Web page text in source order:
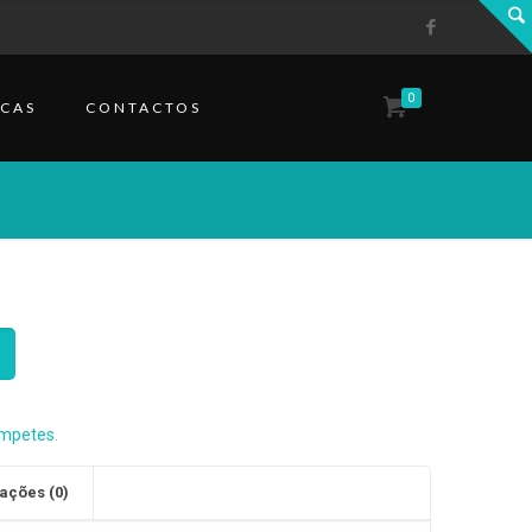
CONTACTOS
0
(0)